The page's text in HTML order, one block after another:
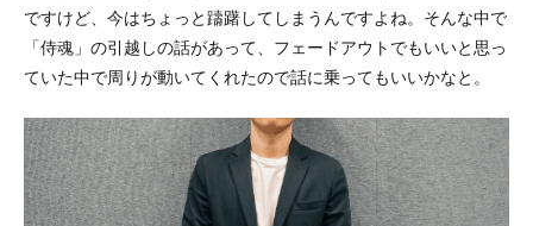
ですけど、今はちょっと躊躇してしまうんですよね。そんな中で
「侍魂」の引越しの話があって、フェードアウトでもいいと思っ
ていた中で周りが動いてくれたので話に乗ってもいいかなと。